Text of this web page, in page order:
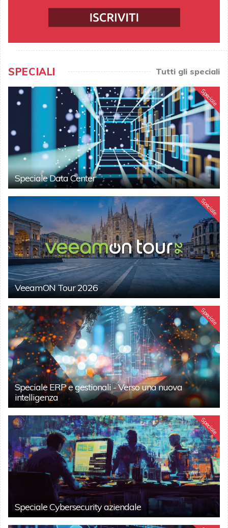
SPECIALI Tutti gli speciali
Speciale
Speciale Data Center
Speciale
VeeamON Tour 2026
Speciale
Speciale ERP e gestionali - Verso una nuova
intelligenza
Speciale
Speciale Cybersecurity aziendale